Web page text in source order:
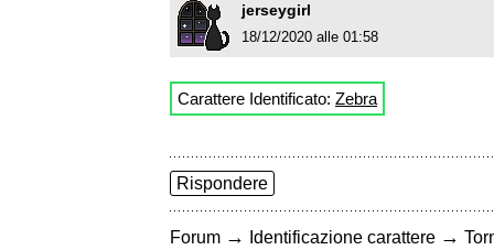
jerseygirl
18/12/2020 alle 01:58
Carattere Identificato: Zebra
Rispondere
Forum → Identificazione carattere →